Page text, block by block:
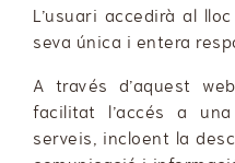
L’usuari accedirà al lloc
seva única i entera
A través d’aquest
facilitat l’accés a
serveis, incloent la